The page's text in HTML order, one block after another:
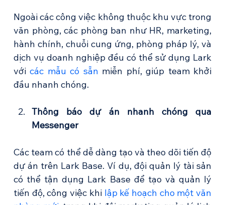
Ngoài các công việc không thuộc khu vực trong
văn phòng, các phòng ban như HR, marketing,
hành chính, chuỗi cung ứng, phòng pháp lý, và
dịch vụ doanh nghiệp đều có thể sử dụng Lark
với các mẫu có sẵn miễn phí, giúp team khởi
đầu nhanh chóng.
Thông báo dự án nhanh chóng qua
Messenger
Các team có thể dễ dàng tạo và theo dõi tiến độ
dự án trên Lark Base. Ví dụ, đội quản lý tài sản
có thể tận dụng Lark Base để tạo và quản lý
tiến độ, công việc khi lập kế hoạch cho một văn